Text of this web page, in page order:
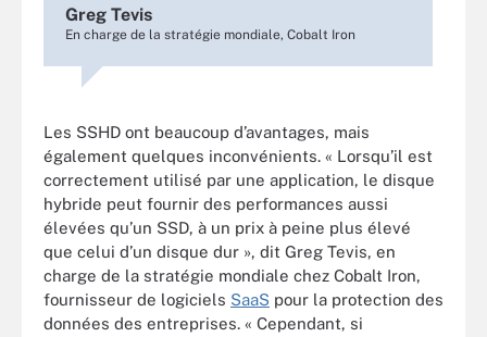
Greg Tevis
En charge de la stratégie mondiale, Cobalt Iron
Les SSHD ont beaucoup d’avantages, mais
également quelques inconvénients. « Lorsqu’il est
correctement utilisé par une application, le disque
hybride peut fournir des performances aussi
élevées qu’un SSD, à un prix à peine plus élevé
que celui d’un disque dur », dit Greg Tevis, en
charge de la stratégie mondiale chez Cobalt Iron,
fournisseur de logiciels SaaS pour la protection des
données des entreprises. « Cependant, si